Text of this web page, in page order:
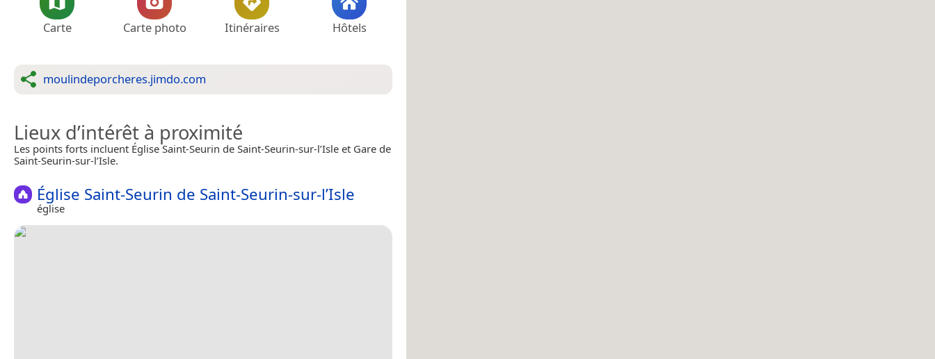
Carte Carte photo Itinéraires Hôtels
moulindeporcheres.jimdo.com
Lieux d’intérêt à proximité
Les points forts incluent Église Saint-Seurin de Saint-Seurin-sur-l’Isle et Gare de
Saint-Seurin-sur-l’Isle.
Église Saint-Seurin de Saint-Seurin-sur-l’Isle
église